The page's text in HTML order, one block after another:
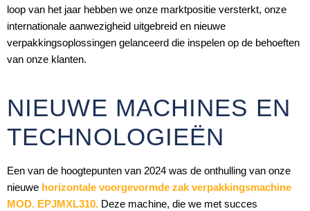
loop van het jaar hebben we onze marktpositie versterkt, onze
internationale aanwezigheid uitgebreid en nieuwe
verpakkingsoplossingen gelanceerd die inspelen op de behoeften
van onze klanten.
NIEUWE MACHINES EN
TECHNOLOGIEËN
Een van de hoogtepunten van 2024 was de onthulling van onze
nieuwe horizontale voorgevormde zak verpakkingsmachine
MOD. EPJMXL310. Deze machine, die we met succes